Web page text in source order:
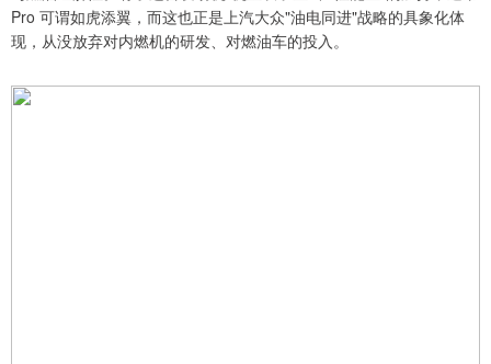
Pro 可谓如虎添翼，而这也正是上汽大众"油电同进"战略的具象化体
现，从没放弃对内燃机的研发、对燃油车的投入。